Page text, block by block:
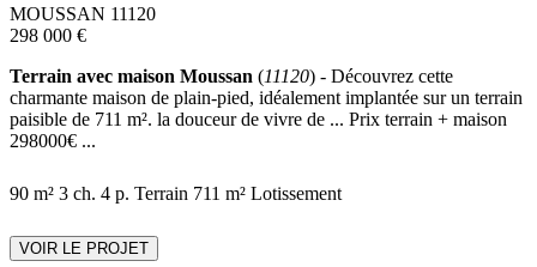
MOUSSAN 11120
298 000 €
Terrain avec maison Moussan (11120) - Découvrez cette
charmante maison de plain-pied, idéalement implantée sur un terrain
paisible de 711 m². la douceur de vivre de ... Prix terrain + maison
298000€ ...
90 m² 3 ch. 4 p. Terrain 711 m² Lotissement
VOIR LE PROJET